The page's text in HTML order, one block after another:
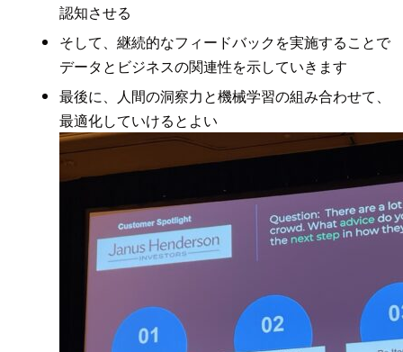
認知させる
そして、継続的なフィードバックを実施することで
データとビジネスの関連性を示していきます
最後に、人間の洞察力と機械学習の組み合わせて、
最適化していけるとよい